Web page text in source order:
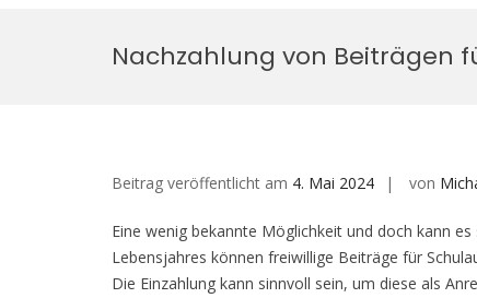
Nachzahlung von Beiträgen
Beitrag veröffentlicht am 4. Mai 2024 von
Eine wenig bekannte Möglichkeit und doch kann
Lebensjahres können freiwillige Beiträge für
Die Einzahlung kann sinnvoll sein, um diese als